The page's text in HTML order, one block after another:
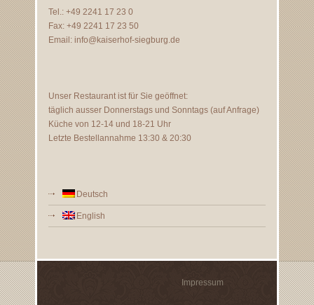
Tel.: +49 2241 17 23 0
Fax: +49 2241 17 23 50
Email: info@kaiserhof-siegburg.de
Unser Restaurant ist für Sie geöffnet:
täglich ausser Donnerstags und Sonntags (auf Anfrage)
Küche von 12-14 und 18-21 Uhr
Letzte Bestellannahme 13:30 & 20:30
Deutsch
English
Impressum